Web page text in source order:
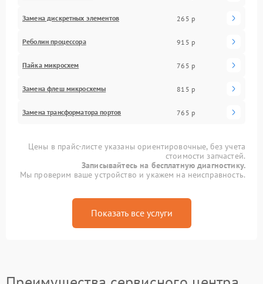
Замена дискретных элементов 265 р
Реболин процессора 915 р
Пайка микросхем 765 р
Замена флеш микросхемы 815 р
Замена трансформатора портов 765 р
Цены в прайс-листе указаны ориентировочные, без учета
стоимости запчастей.
Записывайтесь на бесплатную диагностику.
Мы проверим ваше устройство и укажем на неисправность.
Показать все услуги